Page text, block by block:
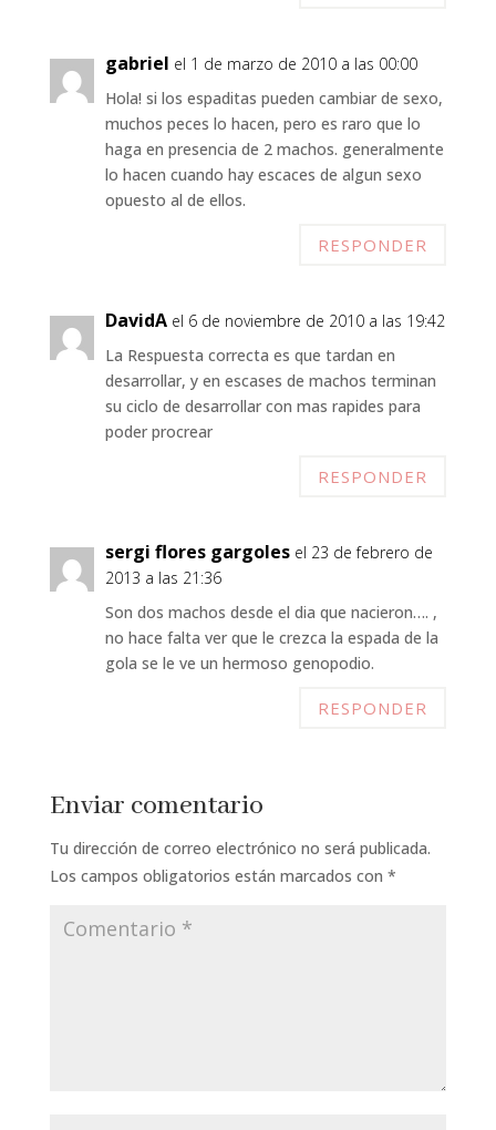
gabriel el 1 de marzo de 2010 a las 00:00
Hola! si los espaditas pueden cambiar de sexo,
muchos peces lo hacen, pero es raro que lo
haga en presencia de 2 machos. generalmente
lo hacen cuando hay escaces de algun sexo
opuesto al de ellos.
RESPONDER
DavidA el 6 de noviembre de 2010 a las 19:42
La Respuesta correcta es que tardan en
desarrollar, y en escases de machos terminan
su ciclo de desarrollar con mas rapides para
poder procrear
RESPONDER
sergi flores gargoles el 23 de febrero de
2013 a las 21:36
Son dos machos desde el dia que nacieron…. ,
no hace falta ver que le crezca la espada de la
gola se le ve un hermoso genopodio.
RESPONDER
Enviar comentario
Tu dirección de correo electrónico no será publicada.
Los campos obligatorios están marcados con *